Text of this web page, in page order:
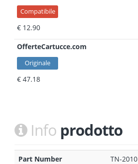
Compatibile
€ 12.90
OfferteCartucce.com
Originale
€ 47.18
Info prodotto
Part Number
TN-2010